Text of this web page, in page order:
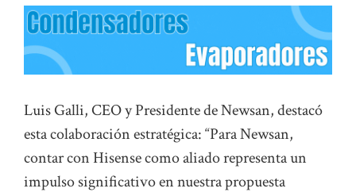
Luis Galli, CEO y Presidente de Newsan, destacó
esta colaboración estratégica: “Para Newsan,
contar con Hisense como aliado representa un
impulso significativo en nuestra propuesta